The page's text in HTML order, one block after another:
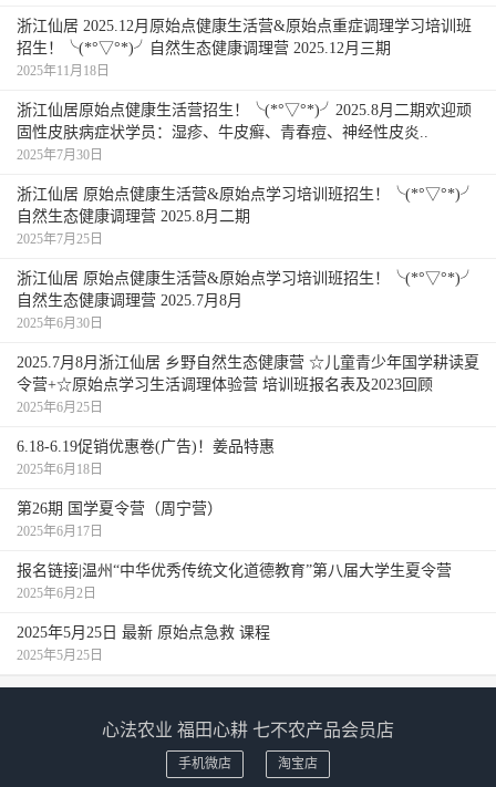
浙江仙居 2025.12月原始点健康生活营&原始点重症调理学习培训班
招生！╰(*°▽°*)╯自然生态健康调理营 2025.12月三期
2025年11月18日
浙江仙居原始点健康生活营招生！╰(*°▽°*)╯2025.8月二期欢迎顽
固性皮肤病症状学员：湿疹、牛皮癣、青春痘、神经性皮炎..
2025年7月30日
浙江仙居 原始点健康生活营&原始点学习培训班招生！╰(*°▽°*)╯
自然生态健康调理营 2025.8月二期
2025年7月25日
浙江仙居 原始点健康生活营&原始点学习培训班招生！╰(*°▽°*)╯
自然生态健康调理营 2025.7月8月
2025年6月30日
2025.7月8月浙江仙居 乡野自然生态健康营 ☆儿童青少年国学耕读夏
令营+☆原始点学习生活调理体验营 培训班报名表及2023回顾
2025年6月25日
6.18-6.19促销优惠卷(广告)！姜品特惠
2025年6月18日
第26期 国学夏令营（周宁营）
2025年6月17日
报名链接|温州“中华优秀传统文化道德教育”第八届大学生夏令营
2025年6月2日
2025年5月25日 最新 原始点急救 课程
2025年5月25日
心法农业 福田心耕 七不农产品会员店
手机微店 淘宝店